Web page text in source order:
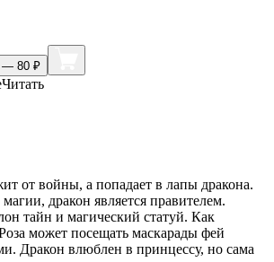
— 80 ₽
Читать
от войны, а попадает в лапы дракона.
дракон является правителем.
тайн и магический статуй. Как
может посещать маскарады фей
Дракон влюблен в принцессу, но сама